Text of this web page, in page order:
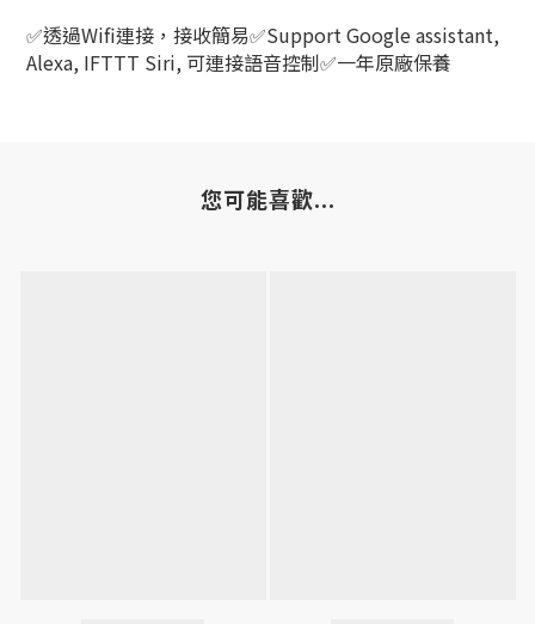
✅透過Wifi連接，接收簡易✅Support Google assistant,
Alexa, IFTTT Siri, 可連接語音控制✅一年原廠保養
您可能喜歡...